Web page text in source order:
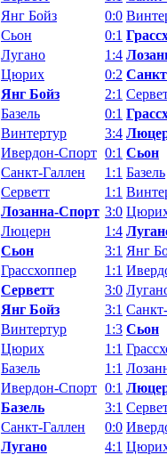
Янг Бойз
0:0
Сьон
0:1
Лугано
1:4
Цюрих
0:2
Янг Бойз
2:1
Базель
0:1
Винтертур
3:4
Ивердон-Спорт 0:1 Сьон
Санкт-Галлен
1:1 Базель
Серветт
1:1
Лозанна-Спорт 3:0
Люцерн
1:4
Сьон
3:1 Янг
Грассхоппер
1:1
Серветт
3:0
Янг Бойз
3:1
Винтертур
1:3 Сьон
Цюрих
1:1
Базель
1:1
Ивердон-Спорт 0:1
Базель
3:1
Санкт-Галлен
0:0
Лугано
4:1